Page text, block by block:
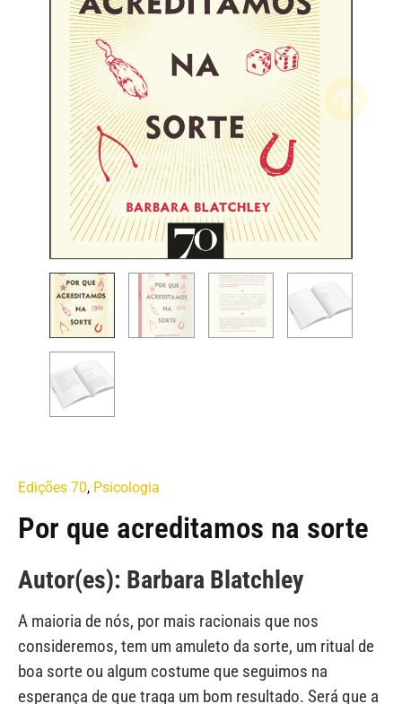
Edições 70, Psicologia
Por que acreditamos na sorte
Autor(es): Barbara Blatchley
A maioria de nós, por mais racionais que nos
consideremos, tem um amuleto da sorte, um ritual de
boa sorte ou algum costume que seguimos na
esperança de que traga um bom resultado. Será que a